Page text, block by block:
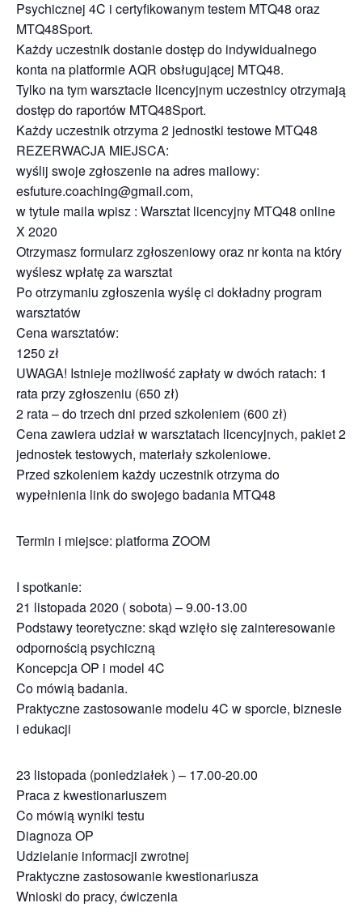
Psychicznej 4C i certyfikowanym testem MTQ48 oraz
MTQ48Sport.
Każdy uczestnik dostanie dostęp do indywidualnego
konta na platformie AQR obsługującej MTQ48.
Tylko na tym warsztacie licencyjnym uczestnicy otrzymają
dostęp do raportów MTQ48Sport.
Każdy uczestnik otrzyma 2 jednostki testowe MTQ48
REZERWACJA MIEJSCA:
wyślij swoje zgłoszenie na adres mailowy:
esfuture.coaching@gmail.com,
w tytule maila wpisz : Warsztat licencyjny MTQ48 online
X 2020
Otrzymasz formularz zgłoszeniowy oraz nr konta na który
wyślesz wpłatę za warsztat
Po otrzymaniu zgłoszenia wyślę ci dokładny program
warsztatów
Cena warsztatów:
1250 zł
UWAGA! Istnieje możliwość zapłaty w dwóch ratach: 1
rata przy zgłoszeniu (650 zł)
2 rata – do trzech dni przed szkoleniem (600 zł)
Cena zawiera udział w warsztatach licencyjnych, pakiet 2
jednostek testowych, materiały szkoleniowe.
Przed szkoleniem każdy uczestnik otrzyma do
wypełnienia link do swojego badania MTQ48
Termin i miejsce: platforma ZOOM
I spotkanie:
21 listopada 2020 ( sobota) – 9.00-13.00
Podstawy teoretyczne: skąd wzięło się zainteresowanie
odpornością psychiczną
Koncepcja OP i model 4C
Co mówią badania.
Praktyczne zastosowanie modelu 4C w sporcie, biznesie
i edukacji
23 listopada (poniedziałek ) – 17.00-20.00
Praca z kwestionariuszem
Co mówią wyniki testu
Diagnoza OP
Udzielanie informacji zwrotnej
Praktyczne zastosowanie kwestionariusza
Wnioski do pracy, ćwiczenia